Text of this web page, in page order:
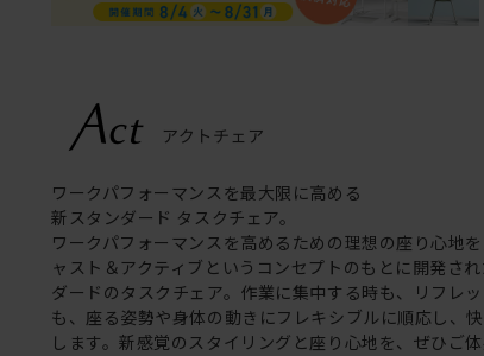
ワークパフォーマンスを最大限に高める
新スタンダード タスクチェア。
ワークパフォーマンスを高めるための理想の座り心地
ャスト＆アクティブというコンセプトのもとに開発さ
ダードのタスクチェア。作業に集中する時も、リフレ
も、座る姿勢や身体の動きにフレキシブルに順応し、
します。新感覚のスタイリングと座り心地を、ぜひご体